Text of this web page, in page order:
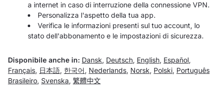
a internet in caso di interruzione della connessione VPN.
Personalizza l'aspetto della tua app.
Verifica le informazioni presenti sul tuo account, lo
stato dell'abbonamento e le impostazioni di sicurezza.
Disponibile anche in: Dansk, Deutsch, English, Español,
Français, 日本語, 한국어 , Nederlands, Norsk, Polski, Português
Brasileiro, Svenska, 繁體中文